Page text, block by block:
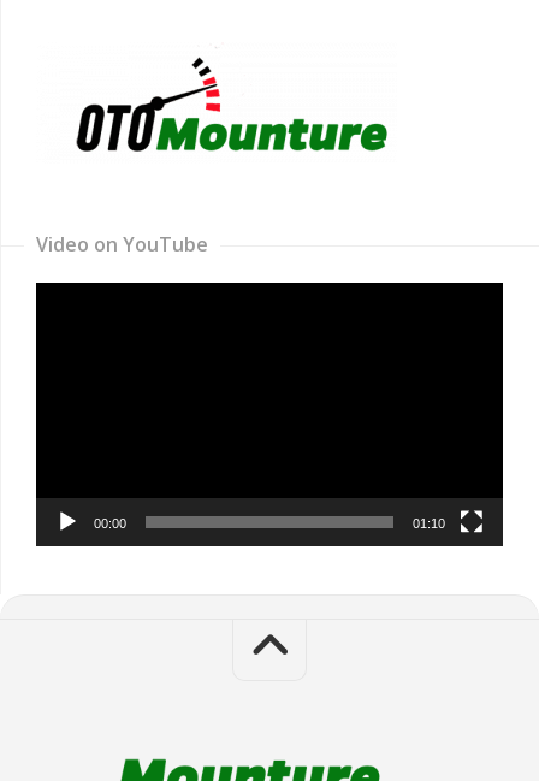
Video on YouTube
00:00 01:10